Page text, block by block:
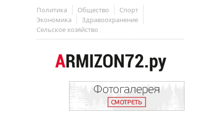
Политика Общество
Спорт
Экономика
Здравоохранение
Сельское хозяйство